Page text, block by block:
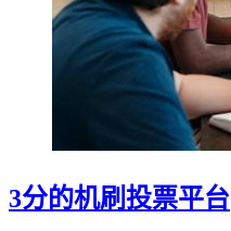
3分的机刷投票平台